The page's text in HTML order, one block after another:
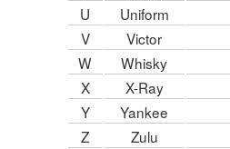
U
Uniform
V
Victor
W
Whisky
X
X-Ray
Y
Yankee
Z
Zulu